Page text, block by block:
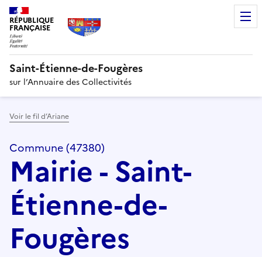
RÉPUBLIQUE
FRANÇAISE
Saint-Étienne-de-Fougères
sur l’Annuaire des Collectivités
Voir le fil d’Ariane
Commune (47380)
Mairie - Saint-
Étienne-de-
Fougères